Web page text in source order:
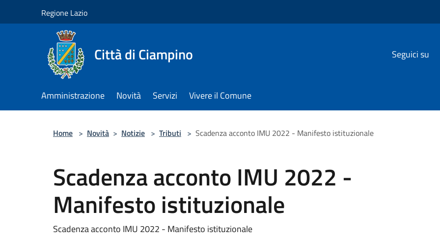
Regione Lazio
Città di Ciampino Seguici su
Amministrazione Novità Servizi Vivere il Comune
Home > Novità > Notizie > Tributi > Scadenza acconto IMU 2022 - Manifesto istituzionale
Scadenza acconto IMU 2022 -
Manifesto istituzionale
Scadenza acconto IMU 2022 - Manifesto istituzionale